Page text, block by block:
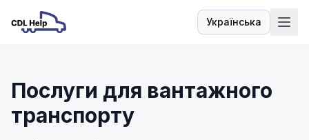
Українська
Мова
Послуги для вантажного
транспорту